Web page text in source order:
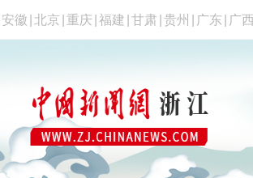
安徽 北京 重庆 福建 甘肃 贵州 广东 广西